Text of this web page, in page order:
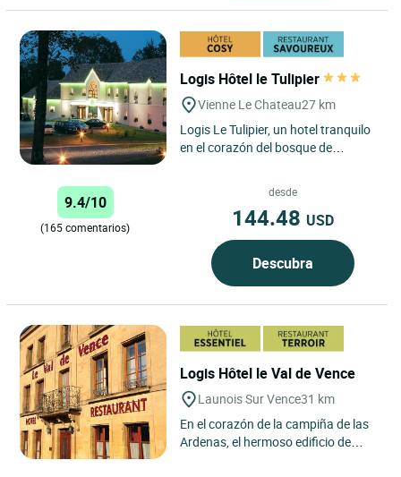
Logis Hôtel le Tulipier
Vienne Le Chateau27 km
Logis Le Tulipier, un hotel tranquilo
en el corazón del bosque de
9.4/10
(165 comentarios)
desde
144.48 USD
Descubra
Logis Hôtel le Val de Vence
Launois Sur Vence31 km
En el corazón de la campiña de las
Ardenas, el hermoso edificio de